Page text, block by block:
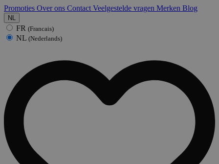
Promoties Over ons Contact Veelgestelde vragen Merken Blog
NL
FR (Francais)
NL (Nederlands)